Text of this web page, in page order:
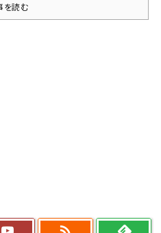
を読む